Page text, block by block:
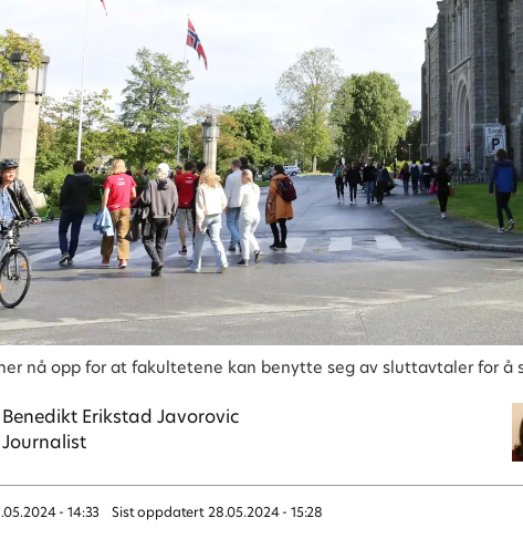
nå opp for at fakultetene kan benytte seg av sluttavtaler for å
Benedikt Erikstad Javorovic
Journalist
- 14:33 Sist oppdatert 28.05.2024 - 15:28